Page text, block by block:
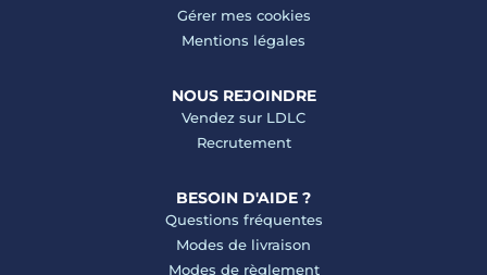
Gérer mes cookies
Mentions légales
NOUS REJOINDRE
Vendez sur LDLC
Recrutement
BESOIN D'AIDE ?
Questions fréquentes
Modes de livraison
Modes de règlement